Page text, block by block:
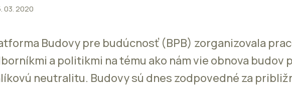
03. 2020
Budovy pre budúcnosť (BPB) zorganizovala
a politikmi na tému ako nám vie obnova budov
neutralitu. Budovy sú dnes zodpovedné za